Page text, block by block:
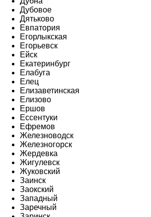
Дубовое
Дятьково
Евпатория
Егорлыкская
Егорьевск
Ейск
Екатеринбург
Елабуга
Елец
Елизаветинская
Елизово
Ершов
Ессентуки
Ефремов
Железноводск
Железногорск
Жердевка
Жигулевск
Жуковский
Заинск
Заокский
Западный
Заречный